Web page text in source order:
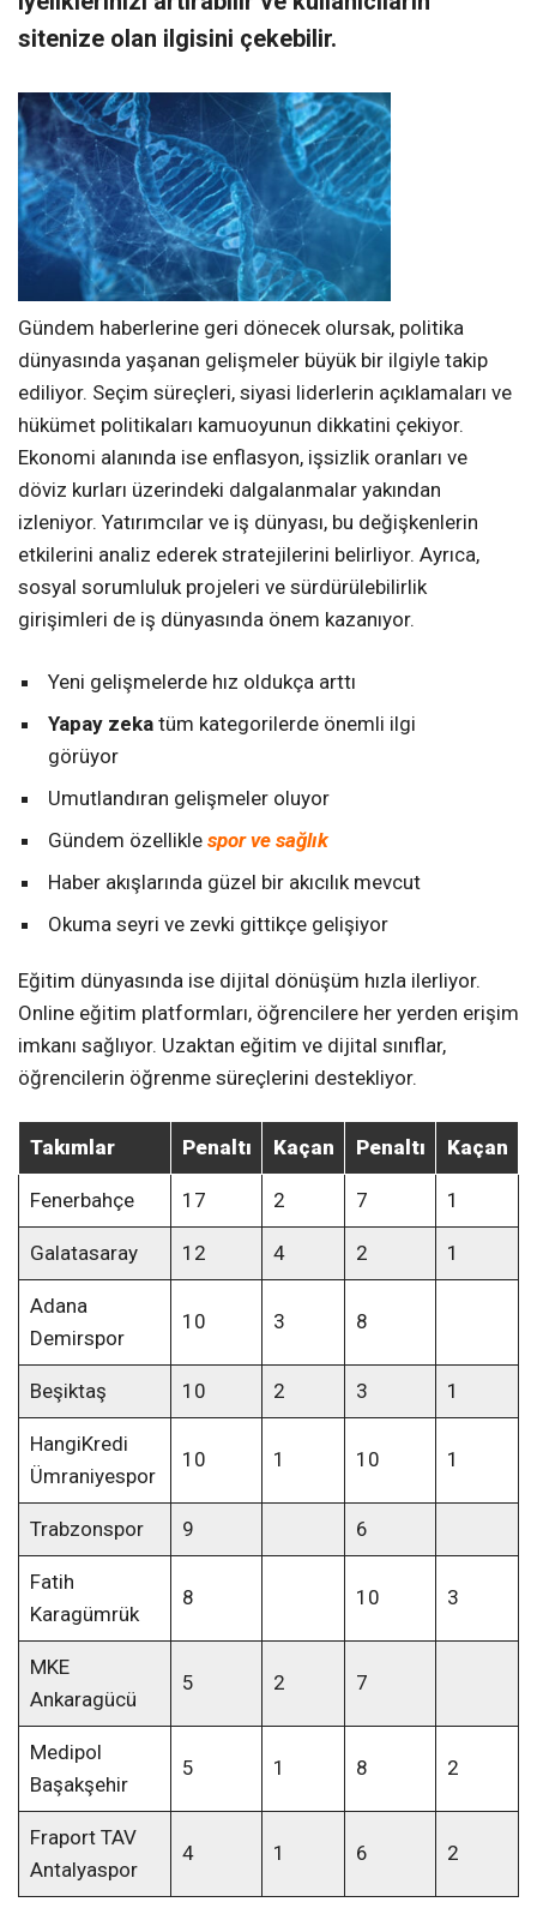
sitenize olan ilgisini çekebilir.
Gündem haberlerine geri dönecek olursak, politika
dünyasında yaşanan gelişmeler büyük bir ilgiyle takip
ediliyor. Seçim süreçleri, siyasi liderlerin açıklamaları ve
hükümet politikaları kamuoyunun dikkatini çekiyor.
Ekonomi alanında ise enflasyon, işsizlik oranları ve
döviz kurları üzerindeki dalgalanmalar yakından
izleniyor. Yatırımcılar ve iş dünyası, bu değişkenlerin
etkilerini analiz ederek stratejilerini belirliyor. Ayrıca,
sosyal sorumluluk projeleri ve sürdürülebilirlik
girişimleri de iş dünyasında önem kazanıyor.
Yeni gelişmelerde hız oldukça arttı
Yapay zeka tüm kategorilerde önemli ilgi
görüyor
Umutlandıran gelişmeler oluyor
Gündem özellikle spor ve sağlık
Haber akışlarında güzel bir akıcılık mevcut
Okuma seyri ve zevki gittikçe gelişiyor
Eğitim dünyasında ise dijital dönüşüm hızla ilerliyor.
Online eğitim platformları, öğrencilere her yerden erişim
imkanı sağlıyor. Uzaktan eğitim ve dijital sınıflar,
öğrencilerin öğrenme süreçlerini destekliyor.
Takımlar Penaltı Kaçan Penaltı Kaçan
Fenerbahçe 17 2 7 1
Galatasaray 12 4 2 1
Adana
Demirspor
10 3 8
Beşiktaş 10 2 3 1
HangiKredi
Ümraniyespor
10 1 10 1
Trabzonspor 9 6
Fatih
Karagümrük
8 10 3
MKE
Ankaragücü
5 2 7
Medipol
Başakşehir
5 1 8 2
Fraport TAV
Antalyaspor
4 1 6 2